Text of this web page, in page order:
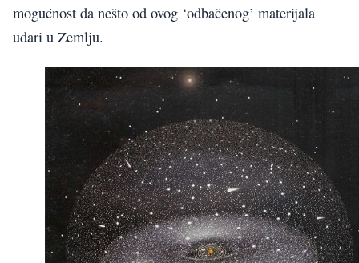
mogućnost da nešto od ovog ‘odbačenog’ materijala
udari u Zemlju.